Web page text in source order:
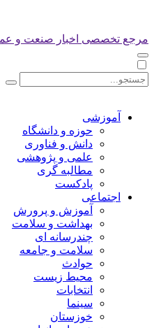
مرجع تخصصی اخبار صنعت و
آموزشی
حوزه و دانشگاه
دانش و فناوری
علمی و پژوهشی
مطالبه گری
پادکست
اجتماعی
آموزش و پرورش
بهداشت و سلامت
چندرسانه ای
سلامت و جامعه
حوادث
محیط زیست
انتخابات
سینما
خوزستان